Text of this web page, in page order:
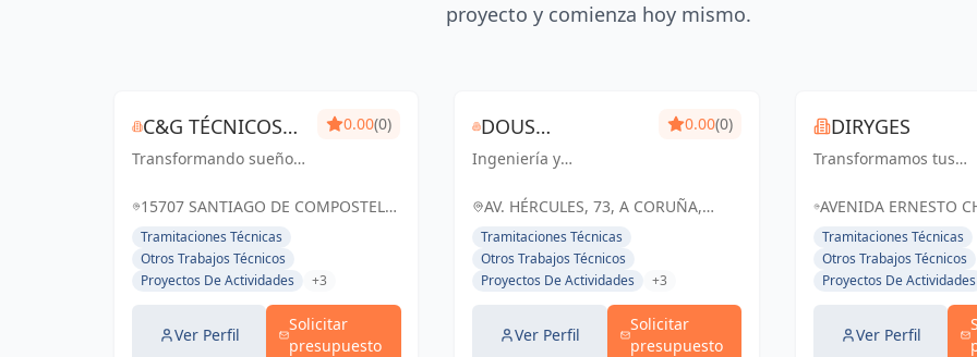
proyecto y comienza hoy mismo.
C&G TÉCNICOS
ASOCIADOS
Transformando sueños
arquitectónicas, con
0.00(0)
15707 SANTIAGO DE COMPOSTELA,
A CORUÑA, ESPAÑA, España
Tramitaciones Técnicas
Otros Trabajos Técnicos
Proyectos De Actividades
+3
Ver Perfil
Solicitar
presupuesto
DOUS
SOLUCIONES
CONSTRUCTIVAS
Ingeniería y
vanguardia en A
Construimos tus sueños
con calidad y
compromiso.
0.00(0)
AV. HÉRCULES, 73, A CORUÑA,
ESPAÑA, España
Tramitaciones Técnicas
Otros Trabajos Técnicos
Proyectos De Actividades
+3
Ver Perfil
Solicitar
presupuesto
DIRYGES
Transformamos tus
arte funcionales,
superando tus
expectativas
AVENIDA ERNESTO
36 15179 - OLEIROS A
ESPAÑA, España
Tramitaciones Técnicas
Otros Trabajos Técnicos
Proyectos De Actividades
Ver Perfil